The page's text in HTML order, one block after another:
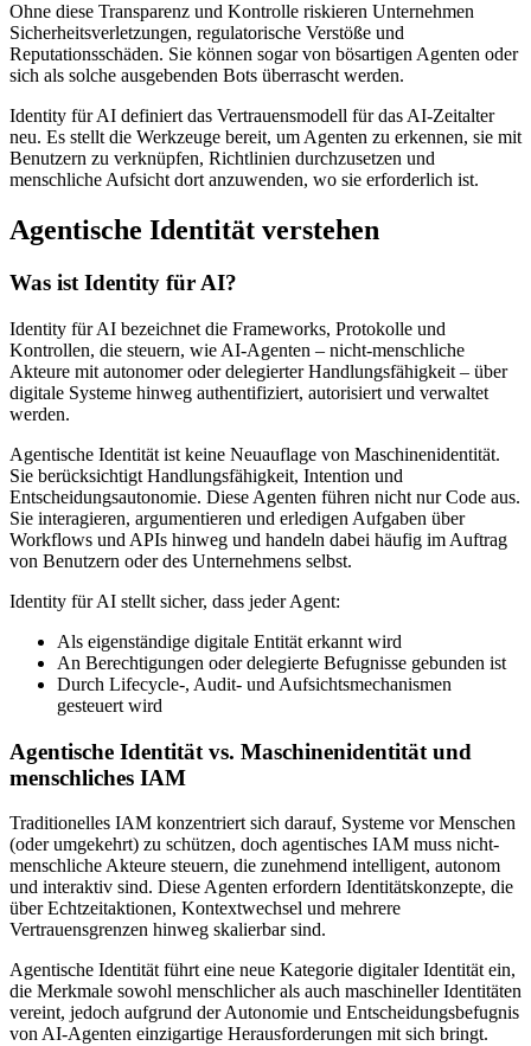
Ohne diese Transparenz und Kontrolle riskieren Unternehmen
Sicherheitsverletzungen, regulatorische Verstöße und
Reputationsschäden. Sie können sogar von bösartigen Agenten oder
sich als solche ausgebenden Bots überrascht werden.
Identity für AI definiert das Vertrauensmodell für das AI-Zeitalter
neu. Es stellt die Werkzeuge bereit, um Agenten zu erkennen, sie mit
Benutzern zu verknüpfen, Richtlinien durchzusetzen und
menschliche Aufsicht dort anzuwenden, wo sie erforderlich ist.
Agentische Identität verstehen
Was ist Identity für AI?
Identity für AI bezeichnet die Frameworks, Protokolle und
Kontrollen, die steuern, wie AI-Agenten – nicht-menschliche
Akteure mit autonomer oder delegierter Handlungsfähigkeit – über
digitale Systeme hinweg authentifiziert, autorisiert und verwaltet
werden.
Agentische Identität ist keine Neuauflage von Maschinenidentität.
Sie berücksichtigt Handlungsfähigkeit, Intention und
Entscheidungsautonomie. Diese Agenten führen nicht nur Code aus.
Sie interagieren, argumentieren und erledigen Aufgaben über
Workflows und APIs hinweg und handeln dabei häufig im Auftrag
von Benutzern oder des Unternehmens selbst.
Identity für AI stellt sicher, dass jeder Agent:
Als eigenständige digitale Entität erkannt wird
An Berechtigungen oder delegierte Befugnisse gebunden ist
Durch Lifecycle-, Audit- und Aufsichtsmechanismen
gesteuert wird
Agentische Identität vs. Maschinenidentität und
menschliches IAM
Traditionelles IAM konzentriert sich darauf, Systeme vor Menschen
(oder umgekehrt) zu schützen, doch agentisches IAM muss nicht-
menschliche Akteure steuern, die zunehmend intelligent, autonom
und interaktiv sind. Diese Agenten erfordern Identitätskonzepte, die
über Echtzeitaktionen, Kontextwechsel und mehrere
Vertrauensgrenzen hinweg skalierbar sind.
Agentische Identität führt eine neue Kategorie digitaler Identität ein,
die Merkmale sowohl menschlicher als auch maschineller Identitäten
vereint, jedoch aufgrund der Autonomie und Entscheidungsbefugnis
von AI-Agenten einzigartige Herausforderungen mit sich bringt.